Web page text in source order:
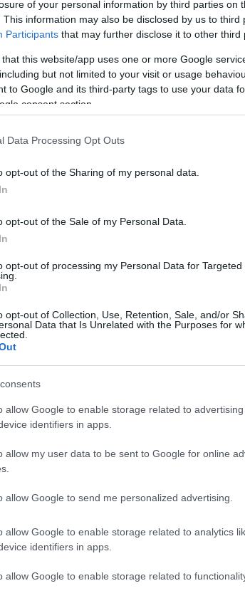
of your personal information by third parties on
This information may also be disclosed by us to third
Participants that may further disclose it to other third
that this website/app uses one or more Google
but not limited to your visit or usage
to Google and its third-party tags to use your data
consent section.
Data Processing Opt Outs
opt-out of the Sharing of my personal data.
opt-out of the Sale of my Personal Data.
opt-out of processing my Personal Data for Targeted
opt-out of Collection, Use, Retention, Sale, and/or
Data that Is Unrelated with the Purposes for
allow Google to enable storage related to
identifiers in apps.
allow my user data to be sent to Google for online
allow Google to send me personalized advertising.
allow Google to enable storage related to analytics
identifiers in apps.
allow Google to enable storage related to
να επανορθώσεις άμεσα τα
τραχιά χέρια;
προκαλείται από έναν συνδυασμό
συνηθειών, καθώς και από